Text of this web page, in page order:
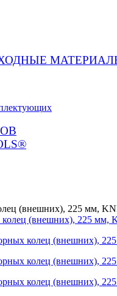
(внешних), 225 мм,